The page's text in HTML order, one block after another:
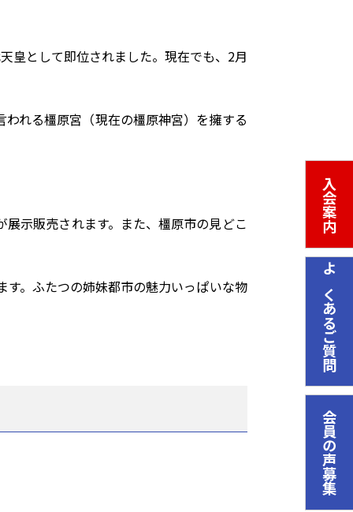
皇として即位されました。現在でも、2月
れる橿原宮（現在の橿原神宮）を擁する
示販売されます。また、橿原市の見どこ
。ふたつの姉妹都市の魅力いっぱいな物
入会案内
よくあるご質問
会員の声募集